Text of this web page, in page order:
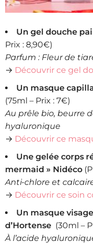
Un gel douche
Prix : 8,90€)
Parfum : Fleur de
→ Découvrir ce gel
Un masque
(75ml – Prix : 7€)
Au prêle bio, beurre
hyaluronique
→ Découvrir ce
Une gelée corps
mermaid » Nidéco
Anti-chlore et
→ Découvrir ce soin
Un masque
d’Hortense (30ml –
À l’acide